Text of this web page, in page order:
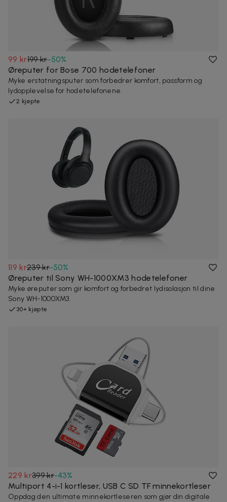
99 kr199 kr-50%
Øreputer for Bose 700 hodetelefoner
Myke erstatningsputer som forbedrer komfort, passform og
lydopplevelse for hodetelefonene.
2 kjøpte
119 kr239 kr-50%
Øreputer til Sony WH-1000XM3 hodetelefoner
Myke øreputer som gir komfort og forbedret lydisolasjon til dine
Sony WH-1000XM3.
30+ kjøpte
229 kr399 kr-43%
Multiport 4-i-1 kortleser, USB C SD TF minnekortleser
Oppdag den ultimate minnekortleseren som gjør din digitale